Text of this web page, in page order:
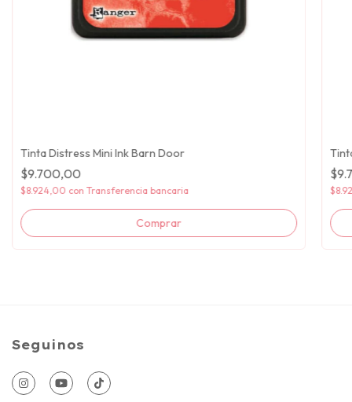
Tinta Distress Mini Ink Barn Door
$9.700,00
$8.924,00 con Transferencia bancaria
Seguinos